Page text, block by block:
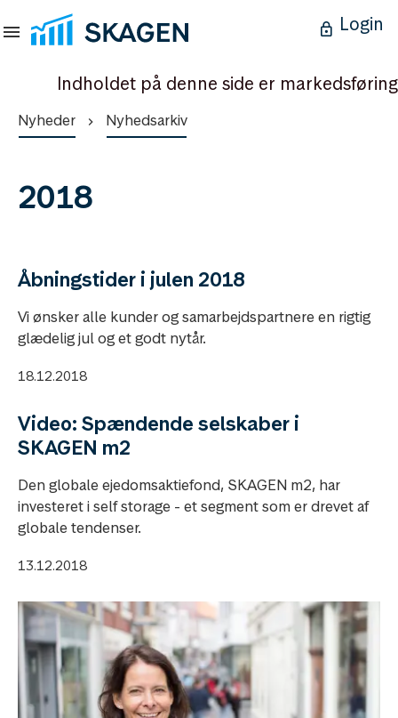
Login
Indholdet på denne side er markedsføring
Nyheder Nyhedsarkiv
2018
Åbningstider i julen 2018
Vi ønsker alle kunder og samarbejdspartnere en rigtig
glædelig jul og et godt nytår.
18.12.2018
Video: Spændende selskaber i
SKAGEN m2
Den globale ejedomsaktiefond, SKAGEN m2, har
investeret i self storage - et segment som er drevet af
globale tendenser.
13.12.2018